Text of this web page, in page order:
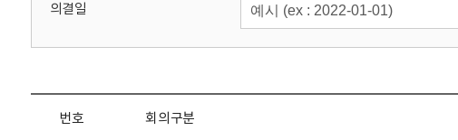
의결일
번호 회의구분